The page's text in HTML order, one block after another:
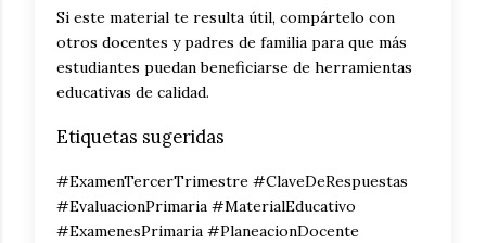
Si este material te resulta útil, compártelo con
otros docentes y padres de familia para que más
estudiantes puedan beneficiarse de herramientas
educativas de calidad.
Etiquetas sugeridas
#ExamenTercerTrimestre #ClaveDeRespuestas
#EvaluacionPrimaria #MaterialEducativo
#ExamenesPrimaria #PlaneacionDocente